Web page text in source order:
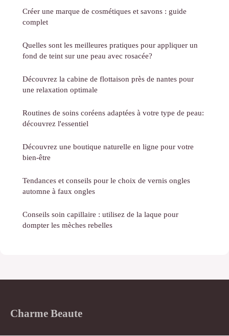
Créer une marque de cosmétiques et savons : guide
complet
Quelles sont les meilleures pratiques pour appliquer un
fond de teint sur une peau avec rosacée?
Découvrez la cabine de flottaison près de nantes pour
une relaxation optimale
Routines de soins coréens adaptées à votre type de peau:
découvrez l'essentiel
Découvrez une boutique naturelle en ligne pour votre
bien-être
Tendances et conseils pour le choix de vernis ongles
automne à faux ongles
Conseils soin capillaire : utilisez de la laque pour
dompter les mèches rebelles
Charme Beaute